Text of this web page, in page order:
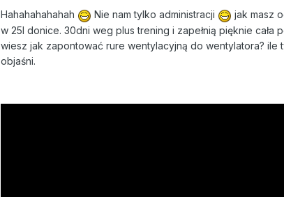
Hahahahahahah Nie nam tylko administracji
jak masz
w 25l donice. 30dni weg plus trening i zapełnią pięknie
wiesz jak zapontować rure wentylacyjną do wentylatora? ile
objaśni.